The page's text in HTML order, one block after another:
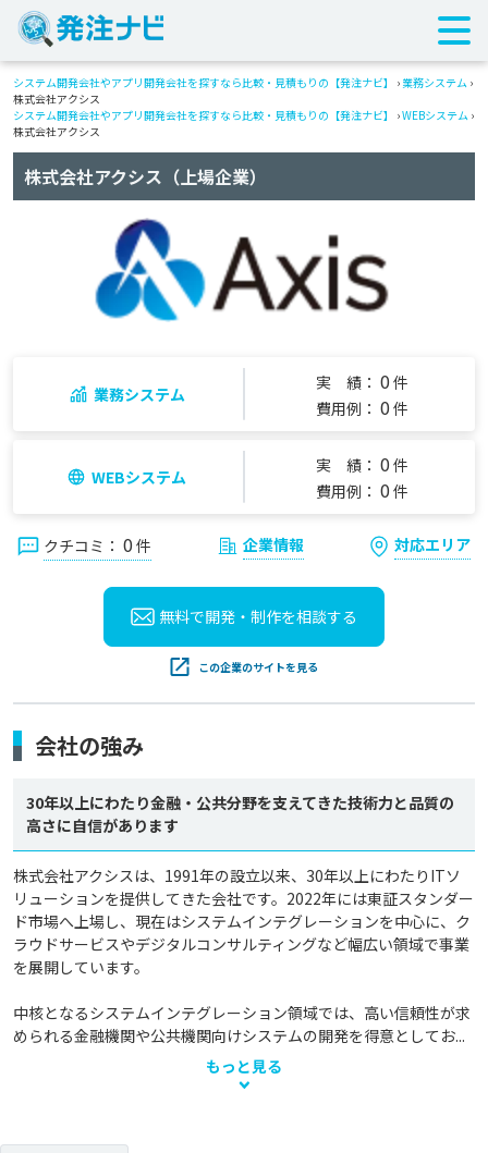
システム開発会社やアプリ開発会社を探すなら比較・見積もりの【発注ナビ】 › 業務システム ›
株式会社アクシス
システム開発会社やアプリ開発会社を探すなら比較・見積もりの【発注ナビ】
›WEBシステム ›
株式会社アクシス
株式会社アクシス（上場企業）
業務システム
実 績： 0 件
費用例： 0 件
WEBシステム
実 績： 0 件
費用例： 0 件
クチコミ： 0 件 企業情報 対応エリア
無料で開発・制作を相談する
この企業のサイトを見る
会社の強み
30年以上にわたり金融・公共分野を支えてきた技術力と品質の
高さに自信があります
株式会社アクシスは、1991年の設立以来、30年以上にわたりITソ
リューションを提供してきた会社です。2022年には東証スタンダー
ド市場へ上場し、現在はシステムインテグレーションを中心に、ク
ラウドサービスやデジタルコンサルティングなど幅広い領域で事業
を展開しています。
中核となるシステムインテグレーション領域では、高い信頼性が求
められる金融機関や公共機関向けシステムの開発を得意としてお...
もっと見る